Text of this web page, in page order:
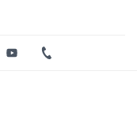
Twitter Youtube